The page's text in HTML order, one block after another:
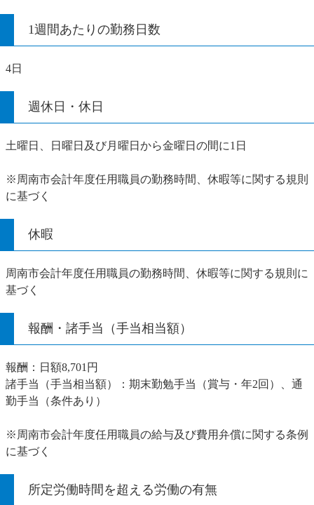
1週間あたりの勤務日数
4日
週休日・休日
土曜日、日曜日及び月曜日から金曜日の間に1日
※周南市会計年度任用職員の勤務時間、休暇等に関する規則
に基づく
休暇
周南市会計年度任用職員の勤務時間、休暇等に関する規則に
基づく
報酬・諸手当（手当相当額）
報酬：日額8,701円
諸手当（手当相当額）：期末勤勉手当（賞与・年2回）、通
勤手当（条件あり）
※周南市会計年度任用職員の給与及び費用弁償に関する条例
に基づく
所定労働時間を超える労働の有無